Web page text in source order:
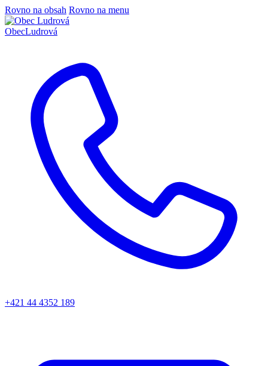
Rovno na obsah Rovno na menu
ObecLudrová
+421 44 4352 189